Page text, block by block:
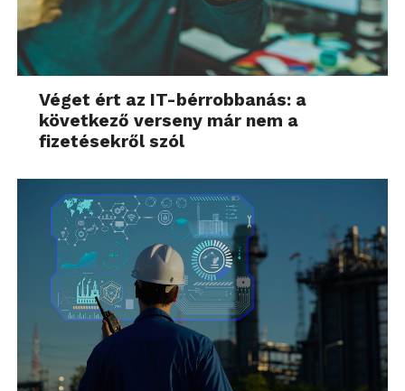
Véget ért az IT-bérrobbanás: a
következő verseny már nem a
fizetésekről szól